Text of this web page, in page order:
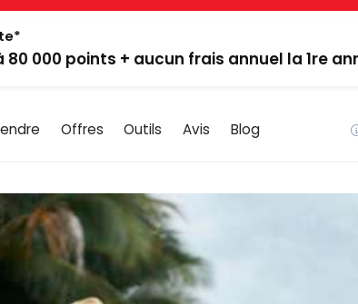
80 000 points + aucun frais annuel la 1re
Offres Outils Avis Blog